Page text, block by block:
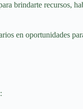
brindarte recursos,
en oportunidades